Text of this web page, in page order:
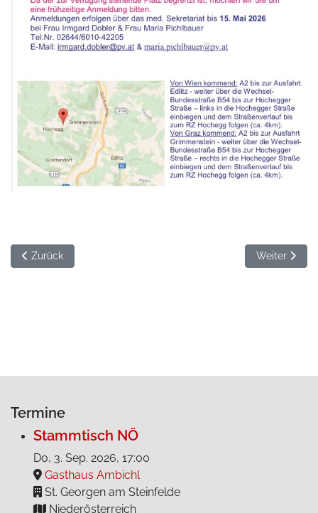
Vorheriger Beitrag: Fest der Begegnung Wien "Jede*r für jede*n"
Zurück Nächster
Weiter
Termine
Stammtisch NÖ
Do, 3. Sep. 2026, 17:00
Gasthaus Ambichl
St. Georgen am Steinfelde
Niederösterreich